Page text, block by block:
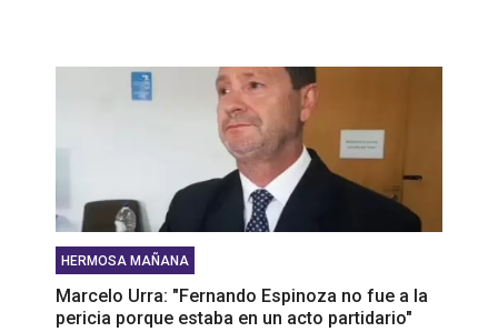
HERMOSA MAÑANA
Marcelo Urra: "Fernando Espinoza no fue a la
pericia porque estaba en un acto partidario"